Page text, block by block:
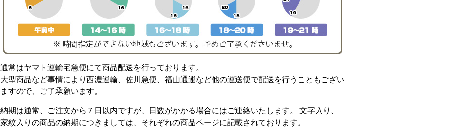
通常はヤマト運輸宅急便にて商品配送を行っております。
大型商品など事情により西濃運輸、佐川急便、福山通運など他の運送便で配送を行うこともござい
ますので、ご了承願います。
納期は通常、ご注文から７日以内ですが、日数がかかる場合にはご連絡いたします。 文字入り、
家紋入りの商品の納期につきましては、それぞれの商品ページに記載されております。